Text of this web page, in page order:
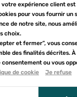
Hot
11x24 cm
d'envies
liste
d'envies
pour ajouter
votre expérience client
pour vous fournir un
de notre site, nous
choix.
et fermer”, vous
des finalités décrites.
ou vous
de cookie Je refuse
vous à notre newsletter
sur votre première
ce formulaire,
saisies soient utilisées
et de la relation
référer à la politique